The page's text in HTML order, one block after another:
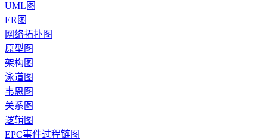
UML图
ER图
网络拓扑图
原型图
架构图
泳道图
韦恩图
关系图
逻辑图
EPC事件过程链图